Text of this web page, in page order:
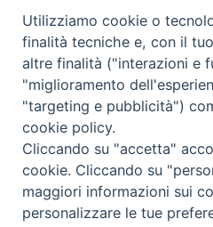
Chi siamo
Come abbonarsi
Contatti
Utilizziamo cookie o
finalità tecniche e, con il
altre finalità ("interazioni e
"miglioramento
"targeting e pubblicità")
cookie policy.
Cliccando su "accetta"
cookie. Cliccando su
maggiori informazioni sui
personalizzare le tue